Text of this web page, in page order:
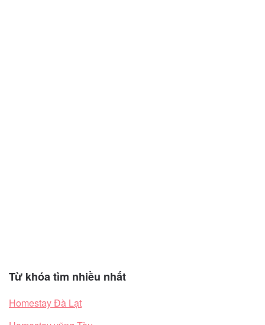
Từ khóa tìm nhiều nhất
Homestay Đà Lạt